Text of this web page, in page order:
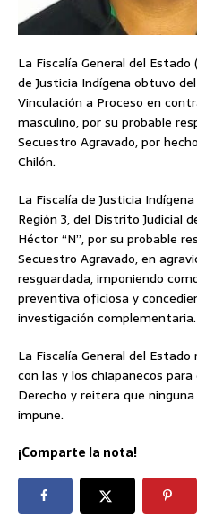
La Fiscalía General del
de Justicia Indígena obtuvo
Vinculación a Proceso en
masculino, por su probable
Secuestro Agravado, por
Chilón.
La Fiscalía de Justicia
Región 3, del Distrito Judicial
Héctor “N”, por su probable
Secuestro Agravado, en
resguardada, imponiendo
preventiva oficiosa y
investigación complementaria.
La Fiscalía General del
con las y los chiapanecos
Derecho y reitera que
impune.
¡Comparte la nota!